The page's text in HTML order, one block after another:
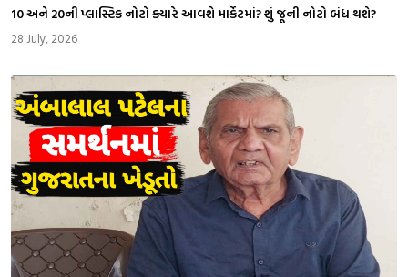
₹10 અને ₹20ની પ્લાસ્ટિક નોટો ક્યારે આવશે માર્કેટમાં? શું જૂની નોટો બંધ થશે?
28 July, 2026